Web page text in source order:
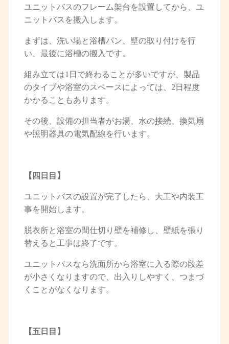
ユニットバスのフレーム架台を設置してから、ユ
ニットバスを搬入します。
まずは、洗い場と浴槽パン、壁の取り付けを行
い、最後に浴槽の搬入です。
組み立ては1日で終わることが多いですが、製品
のタイプや浴室のスペースによっては、2日程度
かかることもあります。
その後、設備の担当者がお湯、水の接続、 換気扇
や照明器具の電気配線を行います。
【四日目】
ユニットバスの設置が完了したら、大工や内装工
事を開始します。
脱衣所と浴室の間仕切り壁を補修し、壁紙を張り
替えると工事は終了です。
ユニットバスなら洗面所から浴室に入る際の段差
が小さくなりますので、出入りしやすく、つまづ
くことがなくなります。
【五日目】